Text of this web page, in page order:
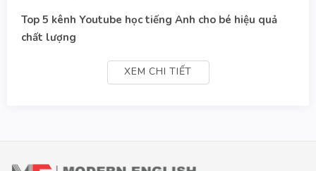
Top 5 kênh Youtube học tiếng Anh cho bé hiệu quả
chất lượng
XEM CHI TIẾT